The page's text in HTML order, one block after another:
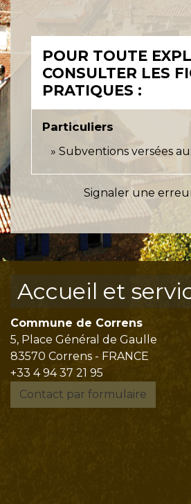
POUR TOUTE
CONSULTER LES
PRATIQUES :
Particuliers
Subventions versées
Signaler une
Accueil et
Commune de Correns
5, Place Général de Gaulle
83570 Correns - FRANCE
+33 4 94 37 21 95
Contact par formulaire